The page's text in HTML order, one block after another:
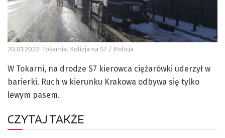
20.01.2022. Tokarnia. Kolizja na S7 / Policja
W Tokarni, na drodze S7 kierowca ciężarówki uderzył w
barierki. Ruch w kierunku Krakowa odbywa się tylko
lewym pasem.
CZYTAJ TAKŻE